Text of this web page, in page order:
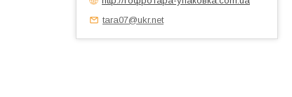
tara07@ukr.net